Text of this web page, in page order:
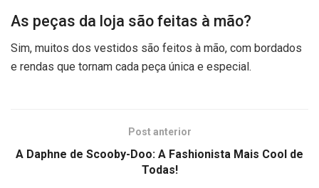
As peças da loja são feitas à mão?
Sim, muitos dos vestidos são feitos à mão, com bordados
e rendas que tornam cada peça única e especial.
Post anterior
A Daphne de Scooby-Doo: A Fashionista Mais Cool de
Todas!